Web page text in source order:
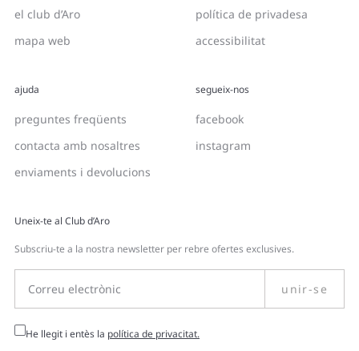
el club d’Aro
mapa web
política de privadesa
accessibilitat
ajuda
preguntes freqüents
contacta amb nosaltres
enviaments i devolucions
segueix-nos
facebook
instagram
Uneix-te al Club d’Aro
Subscriu-te a la nostra newsletter per rebre ofertes exclusives.
unir-se
He llegit i entès la política de privacitat.